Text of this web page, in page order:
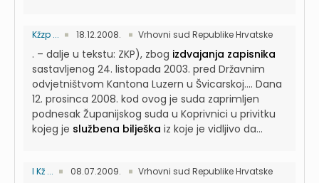
Kžzp ... 18.12.2008. Vrhovni sud Republike Hrvatske
. – dalje u tekstu: ZKP), zbog izdvajanja zapisnika
sastavljenog 24. listopada 2003. pred Državnim
odvjetništvom Kantona Luzern u Švicarskoj.... Dana
12. prosinca 2008. kod ovog je suda zaprimljen
podnesak Županijskog suda u Koprivnici u privitku
kojeg je službena bilješka iz koje je vidljivo da...
I Kž ... 08.07.2009. Vrhovni sud Republike Hrvatske